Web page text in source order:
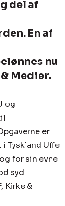
del af
En af
nu
Medier.
og
er
Tyskland Uffe
for sin evne
syd
Kirke &